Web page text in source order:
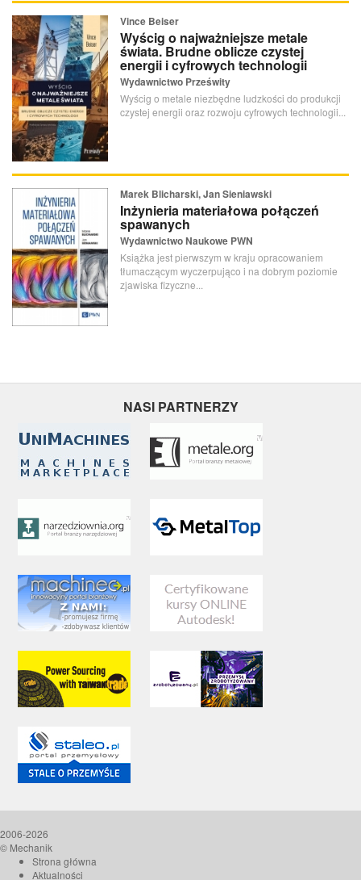
Vince Beiser
Wyścig o najważniejsze metale
świata. Brudne oblicze czystej
energii i cyfrowych technologii
Wydawnictwo Prześwity
Wyścig o metale niezbędne ludzkości do produkcji
czystej energii oraz rozwoju cyfrowych technologii...
Marek Blicharski, Jan Sieniawski
Inżynieria materiałowa połączeń
spawanych
Wydawnictwo Naukowe PWN
Książka jest pierwszym w kraju opracowaniem
tłumaczącym wyczerpująco i na dobrym poziomie
zjawiska fizyczne...
NASI PARTNERZY
2006-2026
© Mechanik
Strona główna
Aktualności